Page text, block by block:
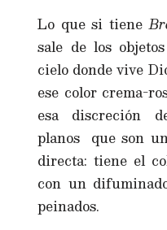
Lo que si tiene
sale de los
cielo donde vive
ese color crema-
esa discreción
planos que son
directa: tiene el
con un
peinados.